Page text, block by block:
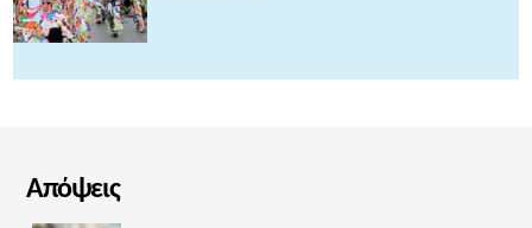
Απόψεις